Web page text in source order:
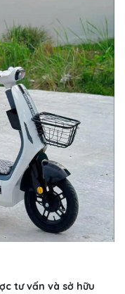
tư vấn và sở hữu